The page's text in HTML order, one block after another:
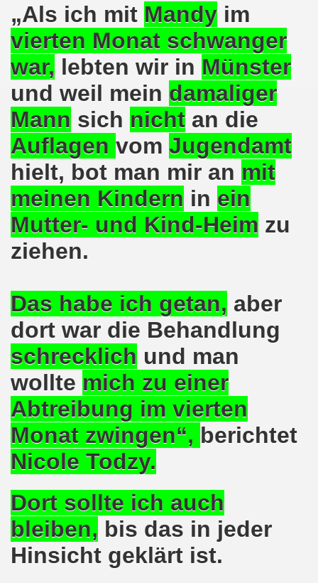
„Als ich mit Mandy im
vierten Monat schwanger
war, lebten wir in Münster
und weil mein damaliger
Mann sich nicht an die
Auflagen vom Jugendamt
hielt, bot man mir an mit
meinen Kindern in ein
Mutter- und Kind-Heim zu
ziehen.
Das habe ich getan, aber
dort war die Behandlung
schrecklich und man
wollte mich zu einer
Abtreibung im vierten
Monat zwingen“, berichtet
Nicole Todzy.
Dort sollte ich auch
bleiben, bis das in jeder
Hinsicht geklärt ist.
ruft zum Protest gegen die Amtseinführung von
Frank Oettler vor Gericht!
zum Jahresauftakt steckt erste Ziele für 2017!
dem Rücken der Arbeiter, ihrer Familien und
Bewegung mit großer Resonanz und internationaler
Bewegung demonstriert und protestiert weiterhin
Bewegung in Gelsenkirchen: unübersehbares
Sofortiger Stopp der Bombardierungen von Aleppo!
Herbstdemonstration in Berlin
Teilnehmer, 15 Städte, Menschen aus mindestens 9
Bewegung am 19.09.2016 in Gelsenkirchen aktiv gegen
Bewegung im Zeichen "Aktiv gegen Kinderarmut!"
und Flüchtlinge rufen auf zur großen
Bewegung am Montag, den 12.09.2016 bereitet die
Montagsdemo-Bewegung
Bewegung gedenkt Friedel Metzlaff
alternativlos
594. Gelsenkirchener Montagsdemo-Bewegung